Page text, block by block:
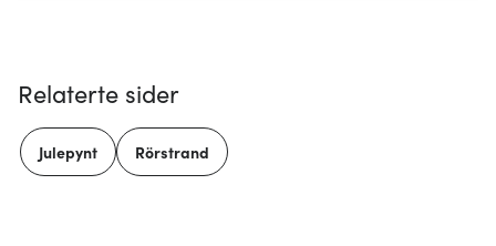
Relaterte sider
Julepynt Rörstrand